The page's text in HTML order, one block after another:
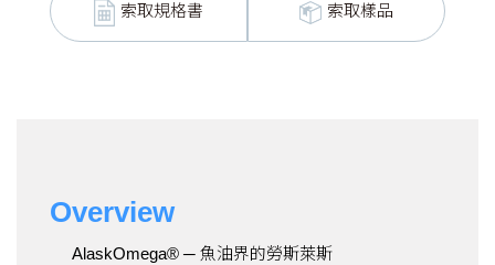
索取規格書 索取樣品
Overview
AlaskOmega® ─ 魚油界的勞斯萊斯